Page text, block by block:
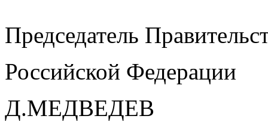
Председатель
Российской Федерации
Д.МЕДВЕДЕВ